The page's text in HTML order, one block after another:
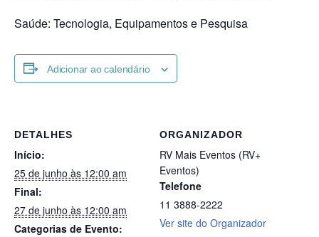
Saúde: Tecnologia, Equipamentos e Pesquisa
Adicionar ao calendário
DETALHES
Início:
25 de junho às 12:00 am
Final:
27 de junho às 12:00 am
Categorias de Evento:
ORGANIZADOR
RV Mais Eventos (RV+
Eventos)
Telefone
11 3888-2222
Ver site do Organizador